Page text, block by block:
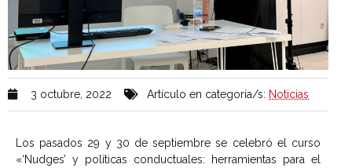
3 octubre, 2022 Artículo en categoría/s: Noticias
Los pasados 29 y 30 de septiembre se celebró el curso
«‘Nudges’ y políticas conductuales: herramientas para el